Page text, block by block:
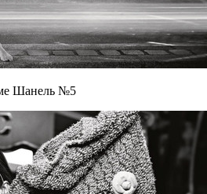
Шанель №5